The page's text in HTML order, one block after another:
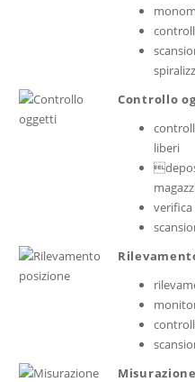
Controllo
liberi
verifica